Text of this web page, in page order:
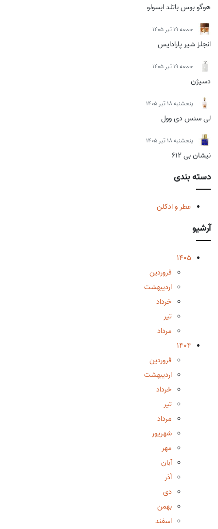
هوگو بوس باتلد ابسولو
جمعه 19 تیر 1405
انجلز شیر پارادایس
جمعه 19 تیر 1405
دسیژن
پنجشنبه 18 تیر 1405
لی سنس دی وول
پنجشنبه 18 تیر 1405
نیشان بی 612
دسته بندی
عطر و ادکلن
آرشیو
1405
فروردین
اردیبهشت
خرداد
تیر
مرداد
1404
فروردین
اردیبهشت
خرداد
تیر
مرداد
شهریور
مهر
آبان
آذر
دی
بهمن
اسفند